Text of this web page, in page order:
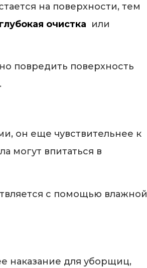
на поверхности, тем
глубокая очистка или
повредить поверхность
он еще чувствительнее к
могут впитаться в
с помощью влажной
наказание для уборщиц,